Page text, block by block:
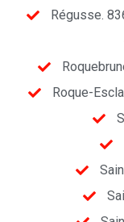
Régusse.
Roque-